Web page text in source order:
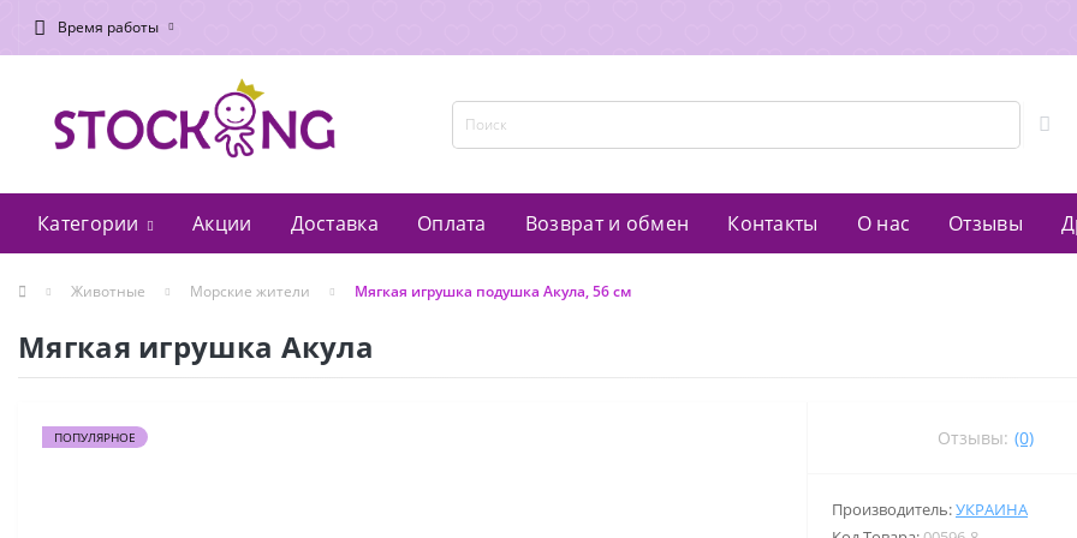
Время работы
Категории Акции Доставка Оплата Возврат и обмен Контакты О нас Отзывы
Животные Морские жители Мягкая игрушка подушка Акула, 56 см
Мягкая игрушка Акула
ПОПУЛЯРНОЕ Отзывы: (0)
Производитель:УКРАИНА